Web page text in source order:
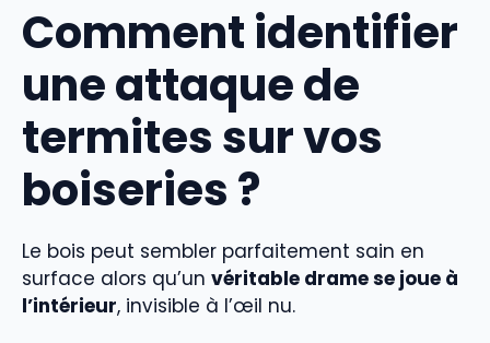
Comment identifier
une attaque de
termites sur vos
boiseries ?
Le bois peut sembler parfaitement sain en
surface alors qu’un véritable drame se joue à
l’intérieur, invisible à l’œil nu.